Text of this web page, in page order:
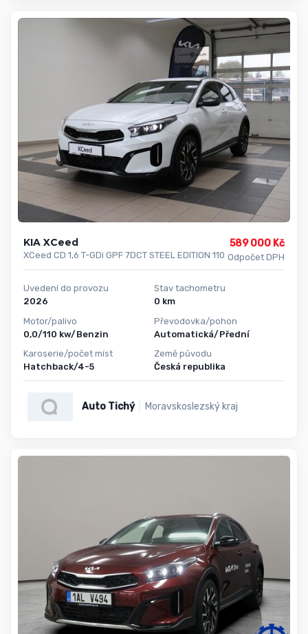
KIA XCeed
XCeed CD 1,6 T-GDi GPF 7DCT STEEL EDITION 110
589 000 Kč
Odpočet DPH
Uvedení do provozu
2026
Motor/palivo
0,0/110 kw/Benzin
Karoserie/počet míst
Hatchback/4-5
Stav tachometru
0 km
Převodovka/pohon
Automatická/Přední
Země původu
Česká republika
Auto Tichý Moravskoslezský kraj